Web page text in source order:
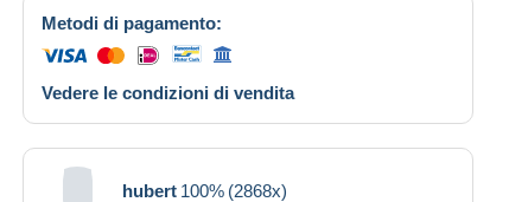
Metodi di pagamento:
Vedere le condizioni di vendita
hubert 100% (2868x)